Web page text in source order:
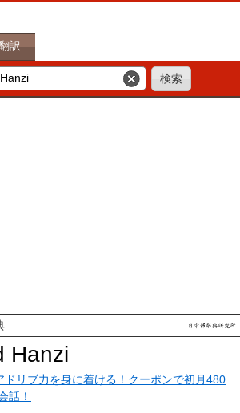
訳
Hanzi
ドリブ力を身に着ける！クーポンで初月480
話！